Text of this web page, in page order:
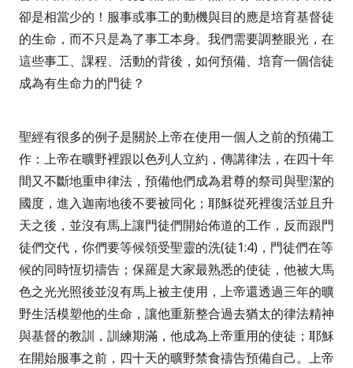
卻是相當少的！服事或事工的動機與目的應是培育基督徒
的生命，而不只是為了事工本身。我們需要調整眼光，在
這些事工、課程、活動的背後，如何預備、培育一個信徒
成為有生命力的門徒？
聖經有很多的例子是關於上帝在使用一個人之前的預備工
作：上帝在曠野裡跟以色列人立約，傳講律法，在四十年
間又不斷地重申律法，預備他們成為君尊的祭司與聖潔的
國度，進入迦南地後不要被同化；耶穌從死裡復活並且升
天之後，並沒有馬上讓門徒們開始佈道的工作，反而跟門
徒們交代，你們要等候領受聖靈的洗(徒1:4) ，門徒們在等
候的同時恆切禱告；保羅是大家最熟悉的使徒，他被大馬
色之光光照後並沒有馬上被主使用，上帝還透過三年的曠
野生活模塑他的生命，讓他重新整合過去猶太的律法精神
與基督的教訓，訓練期滿，他成為上帝重用的使徒；耶穌
在開始服事之前，四十天的曠野禁食禱告預備自己。上帝